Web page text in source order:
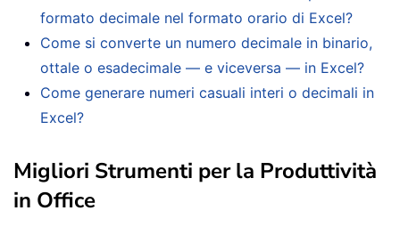
formato decimale nel formato orario di Excel?
Come si converte un numero decimale in binario,
ottale o esadecimale — e viceversa — in Excel?
Come generare numeri casuali interi o decimali in
Excel?
Migliori Strumenti per la Produttività
in Office